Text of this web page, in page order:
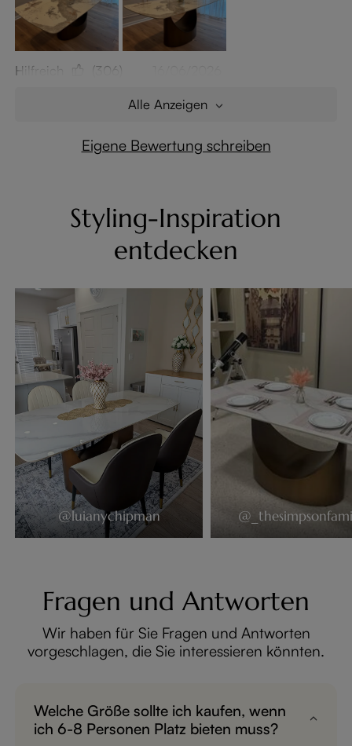
Hilfreich (306)
Alle Anzeigen
Eigene Bewertung schreiben
Styling-Inspiration
entdecken
@luianychipman
Fragen und Antworten
Wir haben für Sie Fragen und Antworten
vorgeschlagen, die Sie interessieren könnten.
Welche Größe sollte ich kaufen, wenn
ich 6-8 Personen Platz bieten muss?